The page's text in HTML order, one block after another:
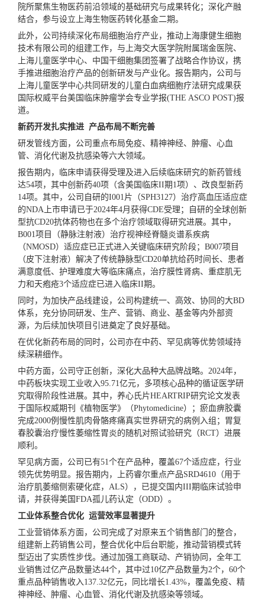
院所聚焦生物医药前沿领域的基础研究与成果转化；深化产融
结合，参与设立上海生物医药转化基金二期。
此外，公司持续深化布局细胞治疗产业，推动上海康健生细胞
技术有限公司的组建工作，与上海交大医学院附属瑞金医院、
上海儿童医学中心、中国干细胞集团签署了战略合作协议，携
手推进细胞治疗产品的创新研发与产业化。报告期内，公司与
上海儿童医学中心共同研发的儿童白血病细胞疗法研究成果获
国际权威平台美国临床肿瘤学会专业学报(THE ASCO POST)报
道。
新药开发扎实推进 产品布局不断完善
研发管线方面，公司重点布局免疫、精神神经、肿瘤、心血
管、消化代谢及抗感染等六大领域。
报告期内，临床申请获得受理及进入后续临床研究的新药管线
达54项，其中创新药40项（含美国临床II期1项）、改良型新药
14项。其中，公司自研的I001片（SPH3127）治疗高血压适应症
的NDA上市申请已于2024年4月获得CDE受理；自研的全球创新
型抗CD20抗体药物也在多个治疗领域取得研究进展。其中，
B001项目（静脉注射液）治疗视神经脊髓炎谱系疾病
（NMOSD）适应症已正式进入关键临床研究阶段；B007项目
（皮下注射液）解决了传统静脉型CD20单抗给药时间长、患者
满意度低、护理难度大等临床痛点，治疗膜性肾病、重症肌无
力和天疱疮3个适应症已进入临床II期。
同时，为加快产品线建设，公司构建统一、高效、协同的大BD
体系，充分协同研发、生产、营销、商业、基金等内外部资
源，为后续加快项目引进奠定了良好基础。
在优化新药布局的同时，公司亦在中药、罕见病等优势领域持
续深耕细作。
中药方面，公司守正创新，深化大品种大品牌战略。2024年，
中药板块实现工业收入95.71亿元，多项核心品种的循证医学研
究取得阶段性进展。其中，养心氏片HEARTRIP研究论文发表
于国际权威期刊《植物医学》（Phytomedicine）；瘀血痹胶囊
完成2000例慢性肌肉骨骼疼痛真实世界研究的病例入组；胃复
春胶囊治疗慢性萎缩性胃炎的随机对照试验研究（RCT）进展
顺利。
罕见病方面，公司已有51个在产品种，覆盖67个适应症，行业
领先优势明显。报告期内，上药睿尔重点产品SRD4610（用于
治疗肌萎缩侧索硬化症，ALS），已提交国内III期临床试验申
请，并获得美国FDA孤儿药认定（ODD）。
工业体系整合优化 运营效率显著提升
工业营销体系方面，公司完成了对原来五个销售部门的整合，
组建新上药销售公司，整合优化中后台职能，推动营销模式转
型迈出了实质性步伐。通过加强工商联动、产销协同，全年工
业销售过亿产品数量达44个，其中过10亿产品数量为2个，60个
重点品种销售收入137.32亿元，同比增长1.43%，覆盖免疫、精
神神经、肿瘤、心血管、消化代谢及抗感染等领域。